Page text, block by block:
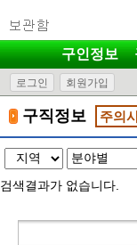
구인정보
로그인 회원가입
구직정보 주의
검색결과가 없습니다.